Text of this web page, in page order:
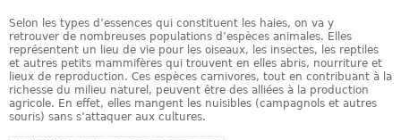
Selon les types d’essences qui constituent les haies, on va y
retrouver de nombreuses populations d’espèces animales. Elles
représentent un lieu de vie pour les oiseaux, les insectes, les reptiles
et autres petits mammifères qui trouvent en elles abris, nourriture et
lieux de reproduction. Ces espèces carnivores, tout en contribuant à la
richesse du milieu naturel, peuvent être des alliées à la production
agricole. En effet, elles mangent les nuisibles (campagnols et autres
souris) sans s’attaquer aux cultures.